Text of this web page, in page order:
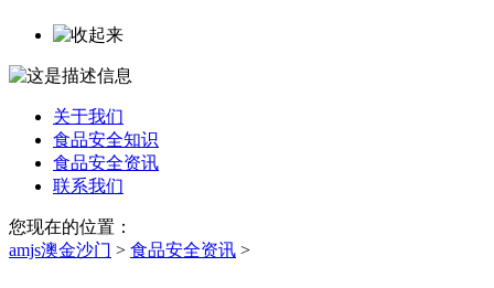
关于我们
食品安全知识
食品安全资讯
联系我们
您现在的位置：
amjs澳金沙门 > 食品安全资讯 >